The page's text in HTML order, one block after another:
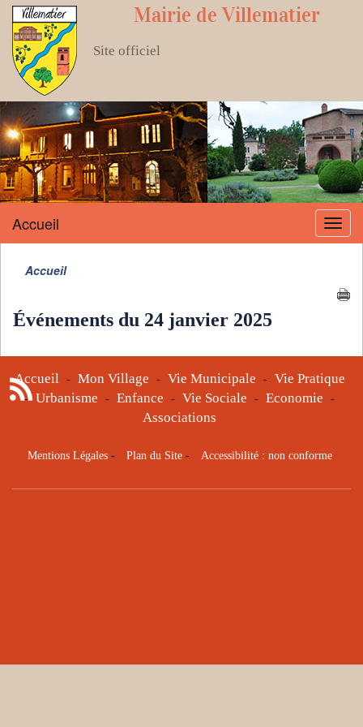
Mairie de Villematier
Site officiel
Menu
Accueil
Accueil
Événements du 24 janvier 2025
Accueil - Mon Village - Vie Municipale - Vie Pratique
- Urbanisme - Enfance - Vie Sociale - Economie -
Associations
Mentions Légales- Plan du Site- Accessibilité : non conforme